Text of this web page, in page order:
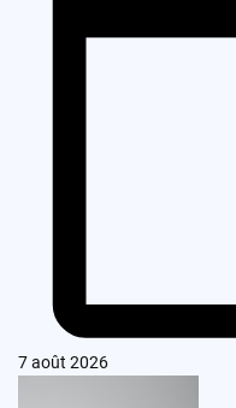
7 août 2026